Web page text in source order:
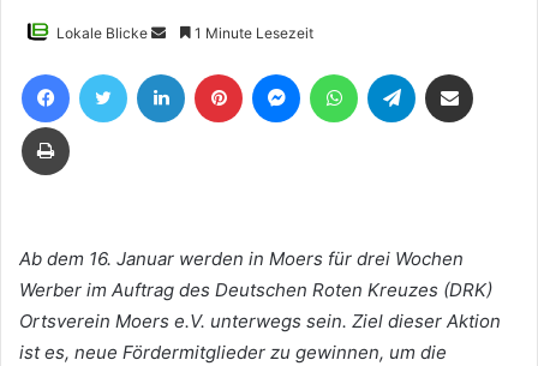
Lokale Blicke
Sende
eine
E-
1 Minute Lesezeit
FacebookTwitter LinkedIn Pinterest MessengerWhatsAppTelegram
Drucken
Ab dem 16. Januar werden in Moers für drei Wochen
Werber im Auftrag des Deutschen Roten Kreuzes (DRK)
Ortsverein Moers e.V. unterwegs sein. Ziel dieser Aktion
ist es, neue Fördermitglieder zu gewinnen, um die